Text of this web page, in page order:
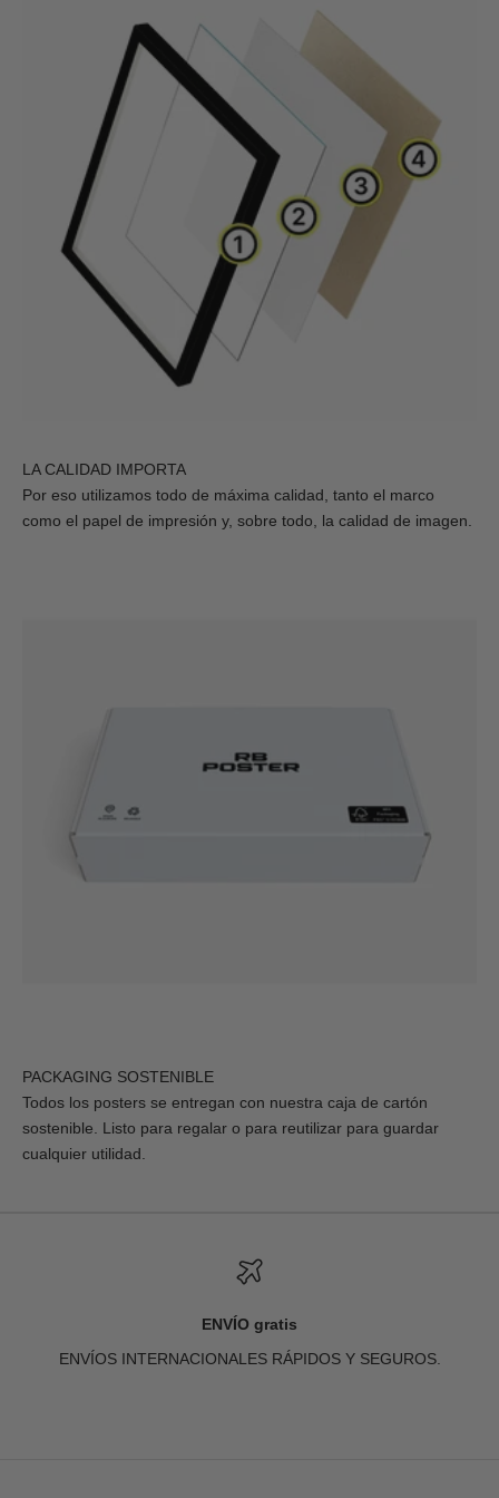
LA CALIDAD IMPORTA
Por eso utilizamos todo de máxima calidad, tanto el marco
como el papel de impresión y, sobre todo, la calidad de imagen.
PACKAGING SOSTENIBLE
Todos los posters se entregan con nuestra caja de cartón
sostenible. Listo para regalar o para reutilizar para guardar
cualquier utilidad.
ENVÍO gratis
ENVÍOS INTERNACIONALES RÁPIDOS Y SEGUROS.